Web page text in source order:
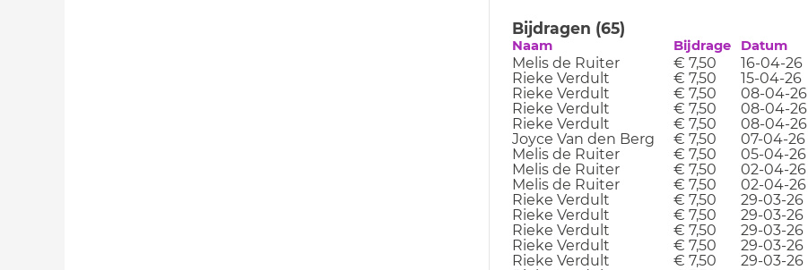
Bijdragen (65)
Naam Bijdrage Datum
Melis de Ruiter € 7,50
16-04-26
Rieke Verdult
€ 7,50
15-04-26
Rieke Verdult
€ 7,50
08-04-26
Rieke Verdult
€ 7,50
08-04-26
Rieke Verdult
€ 7,50
08-04-26
Joyce Van den Berg
€ 7,50
07-04-26
Melis de Ruiter
€ 7,50
05-04-26
Melis de Ruiter
€ 7,50
02-04-26
Melis de Ruiter
€ 7,50
02-04-26
Rieke Verdult
€ 7,50
29-03-26
Rieke Verdult
€ 7,50
29-03-26
Rieke Verdult
€ 7,50
29-03-26
Rieke Verdult
€ 7,50
29-03-26
Rieke Verdult
€ 7,50
29-03-26